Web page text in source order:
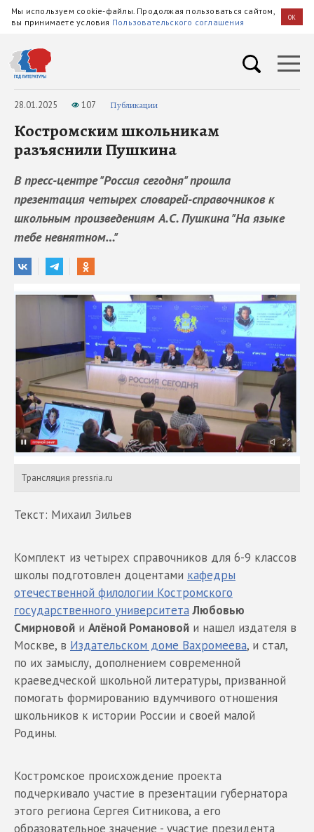
Мы используем cookie-файлы. Продолжая пользоваться сайтом,
вы принимаете условия Пользовательского соглашения OK
28.01.2025 107 Публикации
Костромским школьникам
разъяснили Пушкина
В пресс-центре "Россия сегодня" прошла
презентация четырех словарей-справочников к
школьным произведениям А.С. Пушкина "На языке
тебе невнятном…"
Трансляция pressria.ru
Текст: Михаил Зильев
Комплект из четырех справочников для 6-9 классов
школы подготовлен доцентами кафедры
отечественной филологии Костромского
государственного университета Любовью
Смирновой и Алёной Романовой и нашел издателя в
Москве, в Издательском доме Вахромеева, и стал,
по их замыслу, дополнением современной
краеведческой школьной литературы, призванной
помогать формированию вдумчивого отношения
школьников к истории России и своей малой
Родины.
Костромское происхождение проекта
подчеркивало участие в презентации губернатора
этого региона Сергея Ситникова, а его
образовательное значение - участие президента